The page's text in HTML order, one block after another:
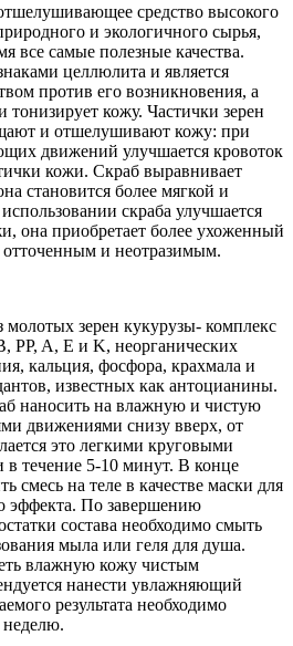
средство высокого
и экологичного сырья,
все самые полезные качества.
целлюлита и является
против его возникновения, а
тонизирует кожу. Частички зерен
и отшелушивают кожу: при
движений улучшается кровоток
кожи. Скраб выравнивает
становится более мягкой и
скраба улучшается
она приобретает более ухоженный
отточенным и неотразимым.
молотых зерен кукурузы- комплекс
PP, A, E и K, неорганических
кальция, фосфора, крахмала и
известных как антоцианины.
наносить на влажную и чистую
движениями снизу вверх, от
это легкими круговыми
течение 5-10 минут. В конце
смесь на теле в качестве маски для
эффекта. По завершению
состава необходимо смыть
мыла или геля для душа.
влажную кожу чистым
нанести увлажняющий
результата необходимо
неделю.